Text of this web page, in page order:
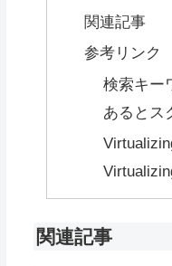
関連記事
参考リンク
検索キー
あるとス
関連記事